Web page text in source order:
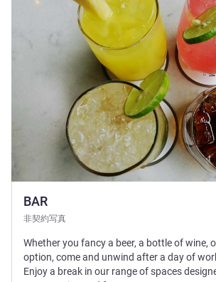
BAR
非契約写真
Whether you fancy a beer, a bottle of wine,
option, come and unwind after a day of
Enjoy a break in our range of spaces